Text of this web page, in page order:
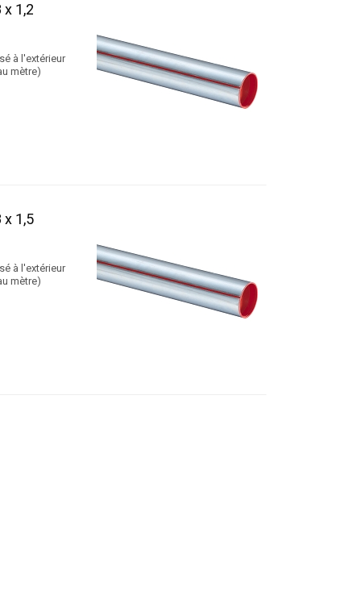
x 1,2
à l'extérieur
mètre)
x 1,5
à l'extérieur
mètre)